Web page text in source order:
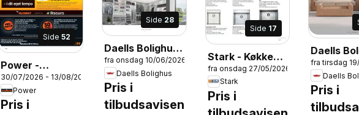
Side 52
Power -
Tilbudsavis
30/07/2026 - 13/08/2026
Power
Pris i
Side 28
Daells Bolighus
- Sovevaerelset
fra onsdag 10/06/2026
Daells Bolighus
Pris i
tilbudsavisen
Side 17
Stark - Køkken,
bryggers og
garderobe
fra onsdag 27/05/2026
Stark
Pris i
Daells
- Haven
fra tirsdag
Daells
Pris i